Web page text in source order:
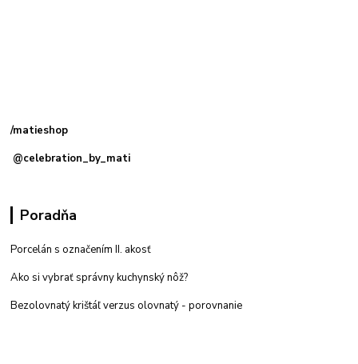
/matieshop
@celebration_by_mati
Poradňa
Porcelán s označením II. akosť
Ako si vybrať správny kuchynský nôž?
Bezolovnatý krištáľ verzus olovnatý - porovnanie